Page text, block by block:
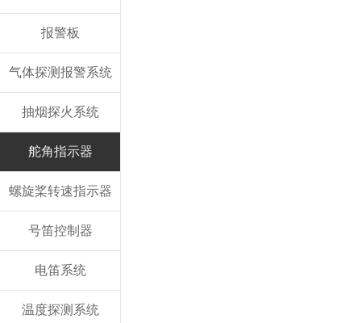
报警板
气体探测报警系统
抽烟探火系统
舵角指示器
螺旋桨转速指示器
号笛控制器
电笛系统
温度探测系统